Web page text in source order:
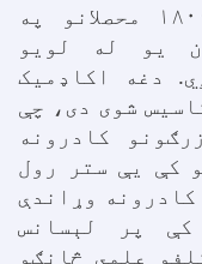
استادانو او څه دپاسه ۱۸۰۰۰ محصلانو په
یو له لویو
دغه اکاډمیک
کې تاسيس شوی دی، چې
کادرونه
کې يې ستر رول
وړاندې
پر لېسانس
علمي څانګو